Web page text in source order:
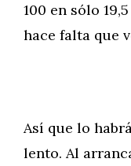
100 en sólo
hace falta que
Así que lo
lento. Al